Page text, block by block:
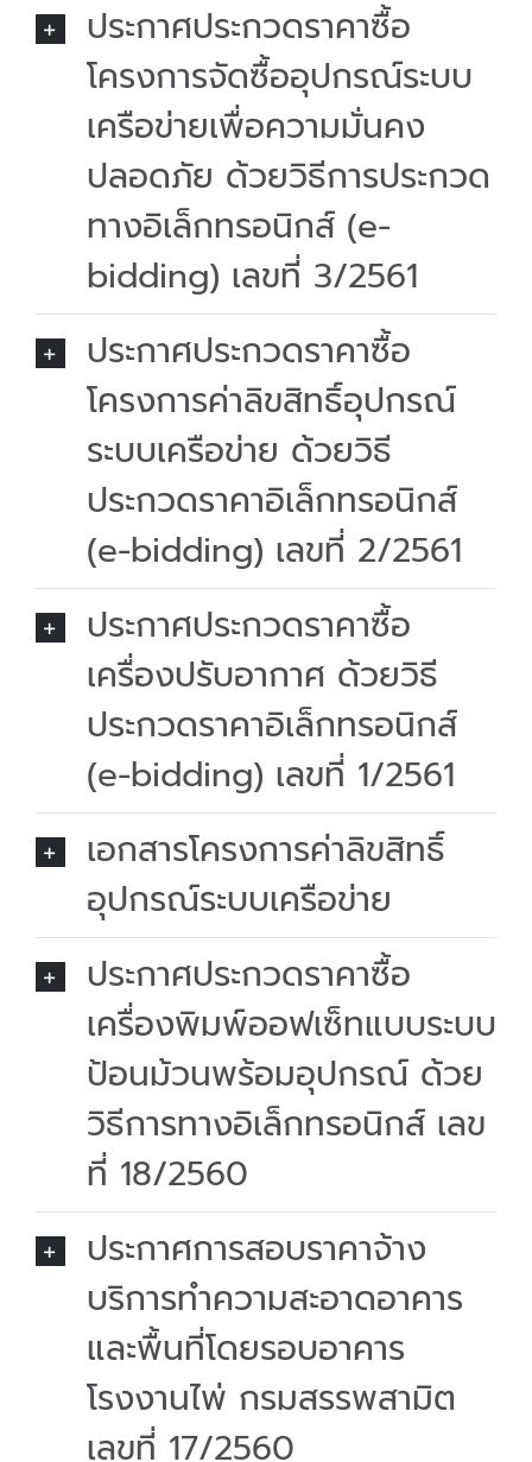
ประกาศประกวดราคาซื้อ
โครงการจัดซื้ออุปกรณ์ระบบ
เครือข่ายเพื่อความมั่นคง
ปลอดภัย ด้วยวิธีการประกวด
ทางอิเล็กทรอนิกส์ (e-
bidding) เลขที่ 3/2561
ประกาศประกวดราคาซื้อ
โครงการค่าลิขสิทธิ์อุปกรณ์
ระบบเครือข่าย ด้วยวิธี
ประกวดราคาอิเล็กทรอนิกส์
(e-bidding) เลขที่ 2/2561
ประกาศประกวดราคาซื้อ
เครื่องปรับอากาศ ด้วยวิธี
ประกวดราคาอิเล็กทรอนิกส์
(e-bidding) เลขที่ 1/2561
เอกสารโครงการค่าลิขสิทธิ์
อุปกรณ์ระบบเครือข่าย
ประกาศประกวดราคาซื้อ
เครื่องพิมพ์ออฟเซ็ทแบบระบบ
ป้อนม้วนพร้อมอุปกรณ์ ด้วย
วิธีการทางอิเล็กทรอนิกส์ เลข
ที่ 18/2560
ประกาศการสอบราคาจ้าง
บริการทำความสะอาดอาคาร
และพื้นที่โดยรอบอาคาร
โรงงานไพ่ กรมสรรพสามิต
เลขที่ 17/2560